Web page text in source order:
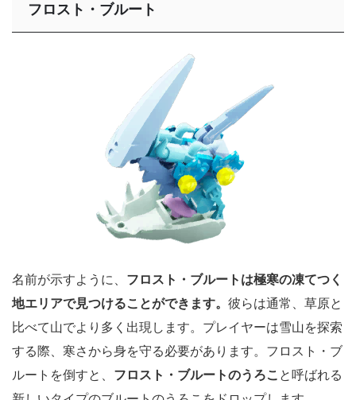
フロスト・ブルート
名前が示すように、 フロスト・ブルートは極寒の凍てつく
地エリアで見つけることができます。 彼らは通常、草原と
比べて山でより多く出現します。プレイヤーは雪山を探索
する際、寒さから身を守る必要があります。フロスト・ブ
ルートを倒すと、 フロスト・ブルートのうろこ と呼ばれる